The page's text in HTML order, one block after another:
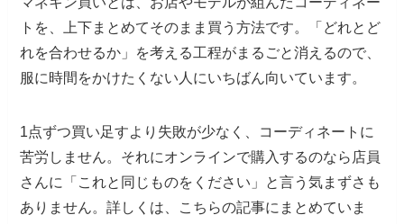
トを、上下まとめてそのまま買う方法です。「どれとど
れを合わせるか」を考える工程がまるごと消えるので、
服に時間をかけたくない人にいちばん向いています。
1点ずつ買い足すより失敗が少なく、コーディネートに
苦労しません。それにオンラインで購入するのなら店員
さんに「これと同じものをください」と言う気まずさも
ありません。詳しくは、こちらの記事にまとめていま